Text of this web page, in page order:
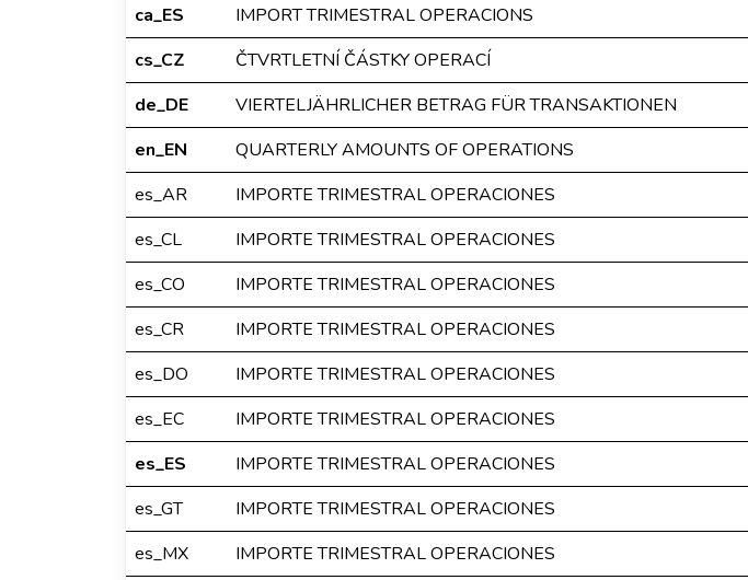
ca_ES
IMPORT TRIMESTRAL OPERACIONS
cs_CZ
ČTVRTLETNÍ ČÁSTKY OPERACÍ
de_DE
VIERTELJÄHRLICHER BETRAG FÜR TRANSAKTIONEN
en_EN
QUARTERLY AMOUNTS OF OPERATIONS
es_AR
IMPORTE TRIMESTRAL OPERACIONES
es_CL
IMPORTE TRIMESTRAL OPERACIONES
es_CO
IMPORTE TRIMESTRAL OPERACIONES
es_CR
IMPORTE TRIMESTRAL OPERACIONES
es_DO
IMPORTE TRIMESTRAL OPERACIONES
es_EC
IMPORTE TRIMESTRAL OPERACIONES
es_ES
IMPORTE TRIMESTRAL OPERACIONES
es_GT
IMPORTE TRIMESTRAL OPERACIONES
es_MX
IMPORTE TRIMESTRAL OPERACIONES